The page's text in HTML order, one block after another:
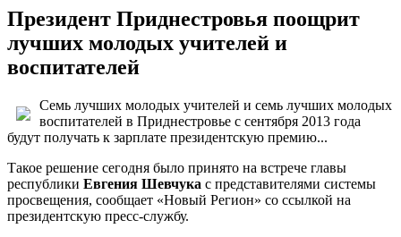
Президент Приднестровья поощрит
лучших молодых учителей и
воспитателей
Семь лучших молодых учителей и семь лучших молодых
воспитателей в Приднестровье с сентября 2013 года
будут получать к зарплате президентскую премию...
Такое решение сегодня было принято на встрече главы
республики Евгения Шевчука с представителями системы
просвещения, сообщает «Новый Регион» со ссылкой на
президентскую пресс-службу.